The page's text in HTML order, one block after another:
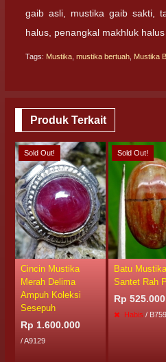
gaib asli, mustika gaib sakti,
halus, penangkal makhluk halus
Tags: Mustika mustika bertuah Mustika
Produk Terkait
Sold Out!
Cincin Mustika
Merah Delima
Ampuh Koleksi
Sesepuh
Rp 1.600.000
/ A9129
Sold Out!
Batu Mustika
Santet Rah
Rp 525.000
Habis /